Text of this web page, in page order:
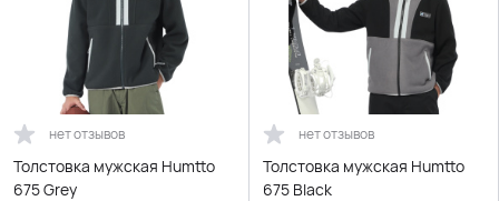
нет отзывов
Толстовка мужская Humtto
675 Grey
нет отзывов
Толстовка мужская Humtto
675 Black